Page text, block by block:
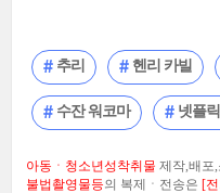
추리 헨리 카빌
수잔 워코마 넷플
아동ㆍ청소년성착취물 제작,배포
불법촬영물등의 복제ㆍ전송은 [